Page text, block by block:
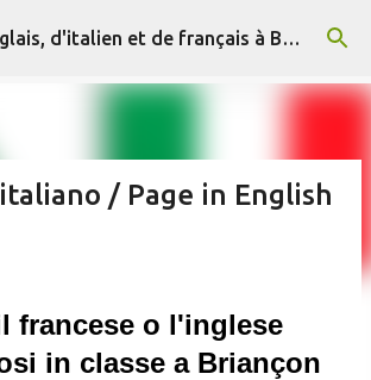
au contenu principal Cours d'anglais, d'italien et de français à Briançon et en ligne (+ 33) 06 29 15 20 83
/ Page in English
francese o l'inglese
in classe a Briançon